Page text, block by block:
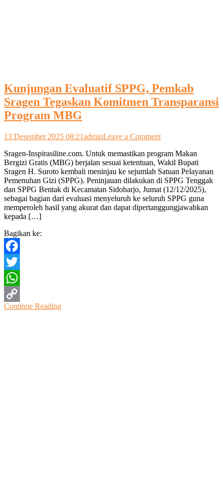
Kunjungan Evaluatif SPPG, Pemkab
Sragen Tegaskan Komitmen Transparansi
Program MBG
13 Desember 2025 08:21adminLeave a Commenton
Evaluatif
SPPG,
Pemkab
Sragen
Tegaskan
Komitmen
Transparansi
Sragen-Inspirasiline.com. Untuk memastikan program Makan
Bergizi Gratis (MBG) berjalan sesuai ketentuan, Wakil Bupati
Sragen H. Suroto kembali meninjau ke sejumlah Satuan Pelayanan
Pemenuhan Gizi (SPPG). Peninjauan dilakukan di SPPG Tenggak
dan SPPG Bentak di Kecamatan Sidoharjo, Jumat (12/12/2025),
sebagai bagian dari evaluasi menyeluruh ke seluruh SPPG guna
memperoleh hasil yang akurat dan dapat dipertanggungjawabkan
kepada […]
Bagikan ke:
Facebook
Twitter
WhatsApp
Copy
Continue Reading